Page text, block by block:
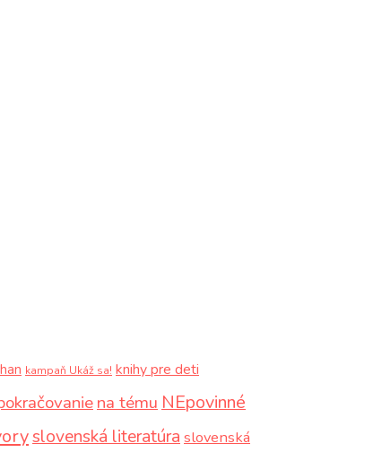
kampaň Ukáž sa! knihy pre deti
na tému NEpovinné
slovenská literatúra slovenská